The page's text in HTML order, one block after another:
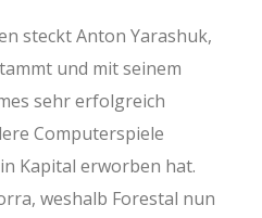
steckt Anton Yarashuk,
und mit seinem
sehr erfolgreich
Computerspiele
Kapital erworben hat.
weshalb Forestal nun